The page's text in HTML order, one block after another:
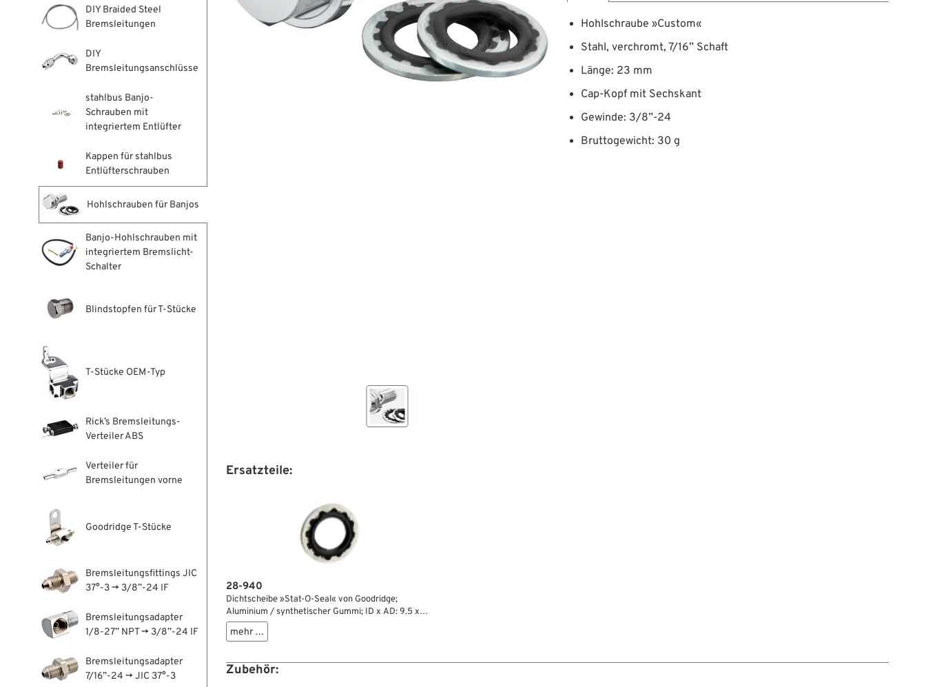
DIY Braided Steel
Bremsleitungen
DIY
Bremsleitungsanschlüsse
stahlbus Banjo-
Schrauben mit
integriertem Entlüfter
Kappen für stahlbus
Entlüfterschrauben
Hohlschrauben für Banjos
Banjo-Hohlschrauben mit
integriertem Bremslicht-
Schalter
Blindstopfen für T-Stücke
T-Stücke OEM-Typ
Rick’s Bremsleitungs-
Verteiler ABS
Verteiler für
Bremsleitungen vorne
Goodridge T-Stücke
Bremsleitungsfittings JIC
37°-3 → 3/8”-24 IF
Bremsleitungsadapter
1/8-27” NPT → 3/8”-24 IF
Bremsleitungsadapter
7/16”-24 → JIC 37°-3
Hohlschraube »Custom«
Stahl, verchromt, 7/16” Schaft
Länge: 23 mm
Cap-Kopf mit Sechskant
Gewinde: 3/8”-24
Bruttogewicht: 30 g
Ersatzteile:
28-940
Dichtscheibe »Stat-O-Seal« von Goodridge;
Aluminium / synthetischer Gummi; ID x AD: 9.5 x
16.9 mm, 1.2 mm stark; für Schraube: 3/8 ”;
Bruttogewicht: 1 g
mehr …
Zubehör: